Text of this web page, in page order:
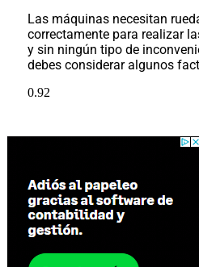
Las máquinas necesitan
correctamente para realizar
y sin ningún tipo de
debes considerar algunos